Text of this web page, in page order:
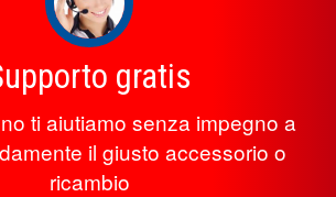
gratis
ti aiutiamo senza impegno a
il giusto accessorio o
ricambio